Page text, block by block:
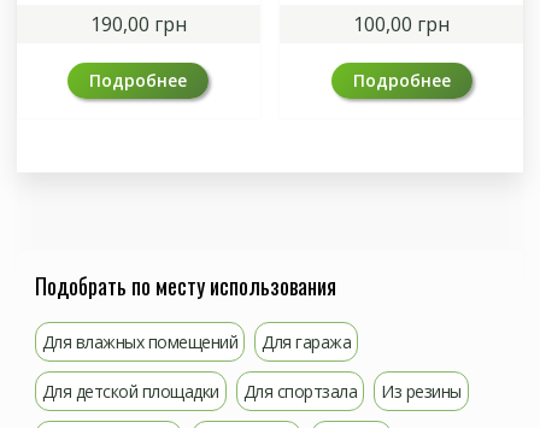
190,00 грн
Подробнее
100,00 грн
Подробнее
Подобрать по месту использования
Для влажных помещений Для гаража
Для детской площадки Для спортзала Из резины